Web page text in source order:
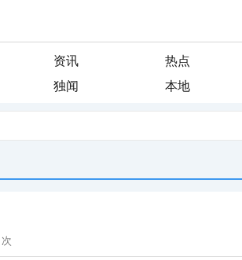
资讯
热点
独闻 本地
次